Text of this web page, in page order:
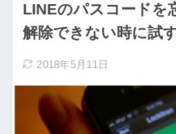
LINEのパスコードを
解除できない時に試
2018年5月11日